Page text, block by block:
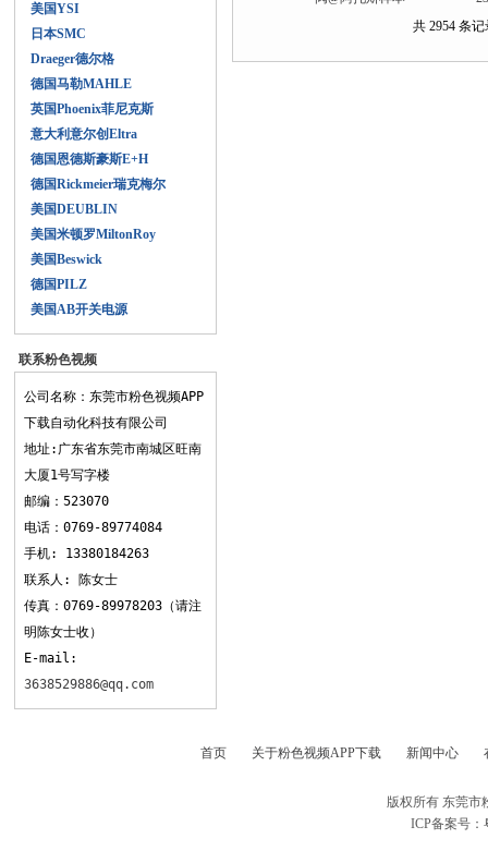
美国YSI
日本SMC
Draeger德尔格
德国马勒MAHLE
英国Phoenix菲尼克斯
意大利意尔创Eltra
德国恩德斯豪斯E+H
德国Rickmeier瑞克梅尔
美国DEUBLIN
美国米顿罗MiltonRoy
美国Beswick
德国PILZ
美国AB开关电源
联系粉色视频
APP下载
公司名称：东莞市粉色视频APP
下载自动化科技有限公司
地址:广东省东莞市南城区旺南
大厦1号写字楼
邮编：523070
电话：0769-89774084
手机: 13380184263
联系人: 陈女士
传真：0769-89978203（请注
明陈女士收）
E-mail:
3638529886@qq.com
共 2954 条记
首页 关于粉色视频APP下载 新闻中心
版权所有 东莞市
ICP备案号：